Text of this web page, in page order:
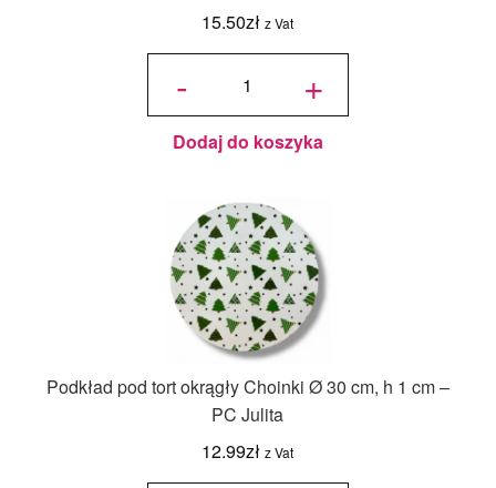
15.50zł z Vat
-
ilość Karton
36x36x45/30
cm Biały - 1 +
Dodaj do koszyka
Podkład pod tort okrągły Choinki Ø 30 cm, h 1 cm –
PC Julita
12.99zł z Vat